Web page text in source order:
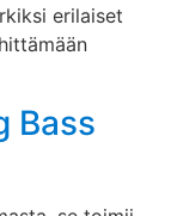
erilaiset
Bass